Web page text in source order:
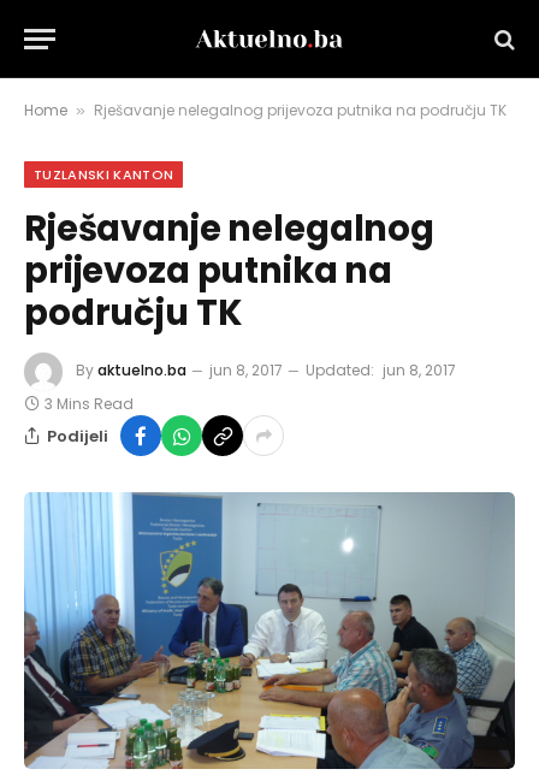
Home » Rješavanje nelegalnog prijevoza putnika na području TK
TUZLANSKI KANTON
Rješavanje nelegalnog
prijevoza putnika na
području TK
Byaktuelno.ba jun 8, 2017 Updated: jun 8, 2017
3 Mins Read
Podijeli